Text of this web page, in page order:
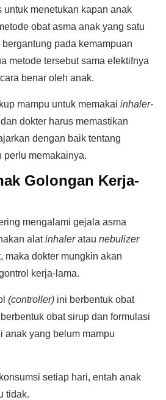
untuk menetukan kapan anak
obat asma anak yang satu
pada kemampuan
metode tersebut sama efektifnya
benar oleh anak.
mampu untuk memakai inhaler-
dokter harus memastikan
dengan baik tentang
perlu memakainya.
Golongan Kerja-
mengalami gejala asma
alatinhaleratau nebulizer
maka dokter mungkin akan
kerja-lama.
(controller) ini berbentuk obat
obat sirup dan formulasi
anak yang belum mampu
setiap hari, entah anak
tidak.